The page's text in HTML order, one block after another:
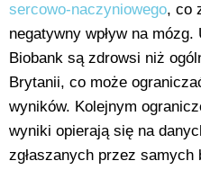
sercowo-naczyniowego, co
negatywny wpływ na
Biobank są zdrowsi niż
Brytanii, co może
wyników. Kolejnym
wyniki opierają się na
zgłaszanych przez samych